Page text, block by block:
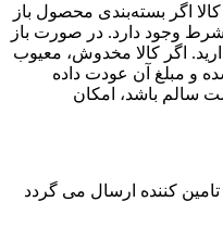
اگر بسته‌بندی محصول باز
وجود دارد. در صورت باز
تست دارید. اگر کالا مخدوش، معیوب
و مبلغ آن عودت داده
سالم باشد، امکان
کننده ارسال می گردد